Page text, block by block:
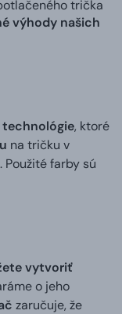
trička
výhody našich
technológie, ktoré
na tričku v
. Použité farby sú
vytvoriť
o jeho
zaručuje, že